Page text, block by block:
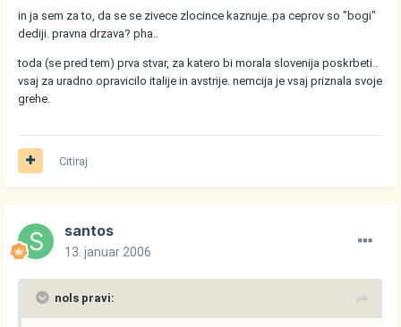
in ja sem za to, da se se zivece zlocince kaznuje..pa ceprov so "bogi"
dediji. pravna drzava? pha..
toda (se pred tem) prva stvar, za katero bi morala slovenija poskrbeti..
vsaj za uradno opravicilo italije in avstrije. nemcija je vsaj priznala svoje
grehe.
Citiraj
santos
13. januar 2006
nols pravi: